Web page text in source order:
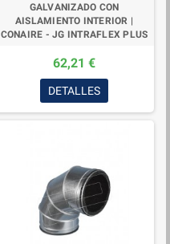
GALVANIZADO CON
AISLAMIENTO INTERIOR |
CONAIRE - JG INTRAFLEX PLUS
62,21 €
DETALLES